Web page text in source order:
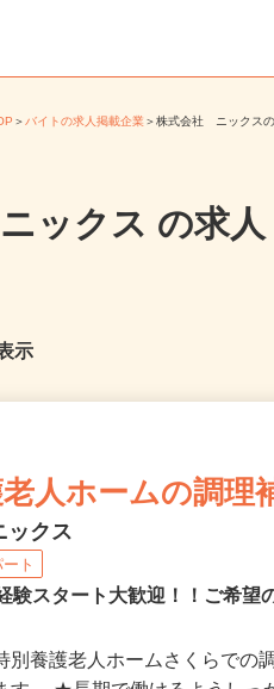
＞バイトの求人掲載企業＞株式会社 ニックス
ックスの求
示
人ホームの調理
クス
ート
験スタート大歓迎！！ご希望
別養護老人ホームさくらでの